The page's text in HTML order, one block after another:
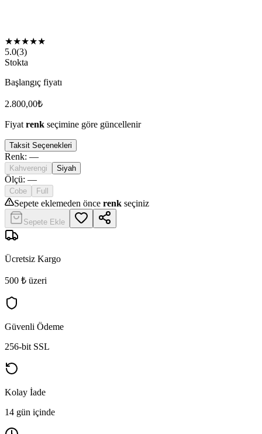
★★★★★
5.0(3)
Stokta
Başlangıç fiyatı
2.800,00₺
Fiyat renk seçimine göre güncellenir
Taksit Seçenekleri
Renk: —
Kahverengi Siyah
Ölçü: —
Cobe Full
Sepete eklemeden önce renk seçiniz
Sepete Ekle
Ücretsiz Kargo
500 ₺ üzeri
Güvenli Ödeme
256-bit SSL
Kolay İade
14 gün içinde